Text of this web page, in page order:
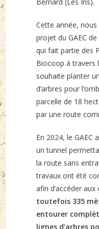
Cette année,
projet du GAEC
qui fait partie des
Biocoop à travers
souhaite planter
d’arbres pour
parcelle de 18
par une route
En 2024, le GAEC
un tunnel
la route sans
travaux ont été
afin d’accéder aux
toutefois 335
entourer
lignes d’arbres